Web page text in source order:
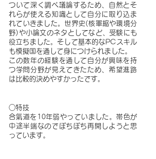
ついて深く調べ議論するため、自然とそ
れらが使える知識として自分に取り込ま
れていきました。世界史(核軍縮や環境分
野)や小論文のネタとしてなど、受験にも
役立ちました。そして基本的なPCスキル
も模擬国を通して身につけられました。
この数年の経験を通して自分が興味を持
つ学問分野が見えてきたため、希望進路
は比較的決めやすかったです。
○特技
合氣道を10年弱やっていました。帯色が
中途半端なのでぼちぼち再開しようと思
っています。